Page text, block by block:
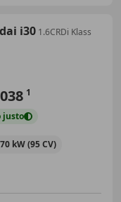
i30 1.6CRDi Klass
1
justo
70 kW (95 CV)